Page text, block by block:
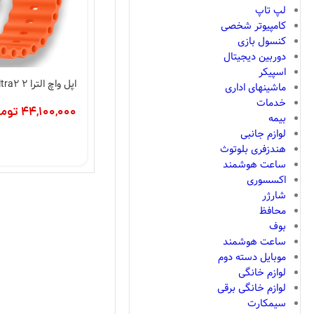
لپ تاپ
کامپیوتر شخصی
کنسول بازی
دوربین دیجیتال
اسپیکر
ماشینهای اداری
خدمات
بیمه
لوازم جانبی
هندزفری بلوتوث
ساعت هوشمند
اکسسوری
شارژر
محافظ
بوف
ساعت هوشمند
موبایل دسته دوم
لوازم خانگی
لوازم خانگی برقی
سیمکارت
اپل واچ الترا ۲ Apple watch ultra2
44,100,000